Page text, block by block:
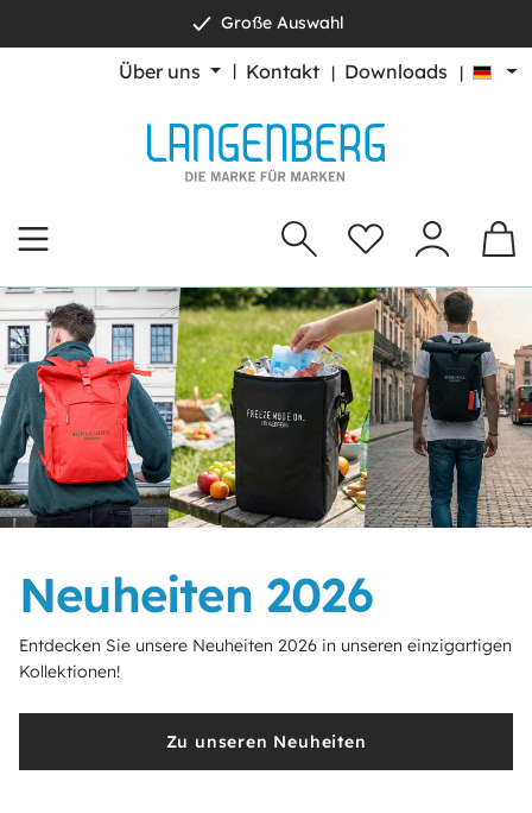
Große Auswahl
Über uns Kontakt Downloads
Neuheiten 2026
Entdecken Sie unsere Neuheiten 2026 in unseren einzigartigen
Kollektionen!
Zu unseren Neuheiten